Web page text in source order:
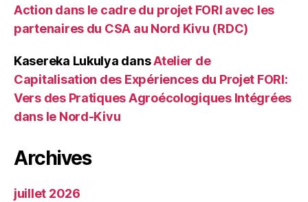
Action dans le cadre du projet FORI avec les
partenaires du CSA au Nord Kivu (RDC)
Kasereka Lukulya dansAtelier de
Capitalisation des Expériences du Projet FORI:
Vers des Pratiques Agroécologiques Intégrées
dans le Nord-Kivu
Archives
juillet 2026